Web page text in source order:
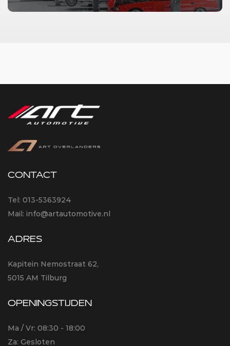
CONTACT
Tel: 013-5363924
Mail: info@artautomotive.nl
ADRES
Kapitein Nemostraat 62,
5015 AM Tilburg
OPENINGSTIJDEN
Ma / Vr: 08:30 - 18:00
Za: Gesloten